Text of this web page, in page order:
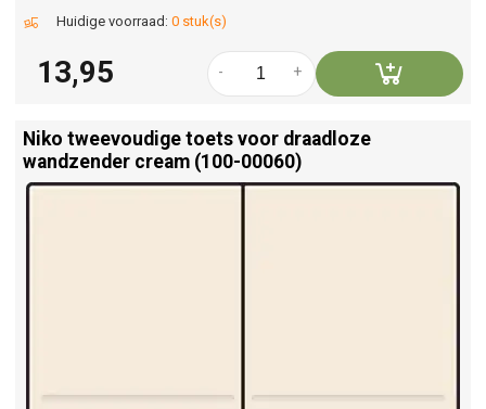
Huidige voorraad: 0 stuk(s)
13,95 +
-
Niko tweevoudige toets voor draadloze
wandzender cream (100-00060)